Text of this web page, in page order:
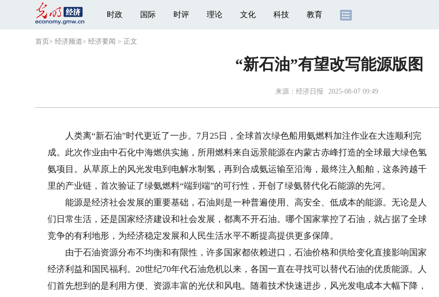
时政 国际 时评 理论 文化 科技 教育
首页 > 经济频道> 经济要闻 > 正文
“新石油”有望改写能源版图
来源： 经济日报 2025-08-07 09:49
人类离“新石油”时代更近了一步。7月25日，全球首次绿色船用氨燃料加注作业在大连顺利完
成。此次作业由中石化中海燃供实施，所用燃料来自远景能源在内蒙古赤峰打造的全球最大绿色氢
氨项目。从草原上的风光发电到电解水制氢，再到合成氨运输至沿海，最终注入船舶，这条跨越千
里的产业链，首次验证了绿氨燃料“端到端”的可行性，开创了绿氨替代化石能源的先河。
能源是经济社会发展的重要基础，石油则是一种普遍使用、高安全、低成本的能源。无论是人
们日常生活，还是国家经济建设和社会发展，都离不开石油。哪个国家掌控了石油，就占据了全球
竞争的有利地形，为经济稳定发展和人民生活水平不断提高提供更多保障。
由于石油资源分布不均衡和有限性，许多国家都依赖进口，石油价格和供给变化直接影响国家
经济利益和国民福利。20世纪70年代石油危机以来，各国一直在寻找可以替代石油的优质能源。人
们首先想到的是利用方便、资源丰富的光伏和风电。随着技术快速进步，风光发电成本大幅下降，